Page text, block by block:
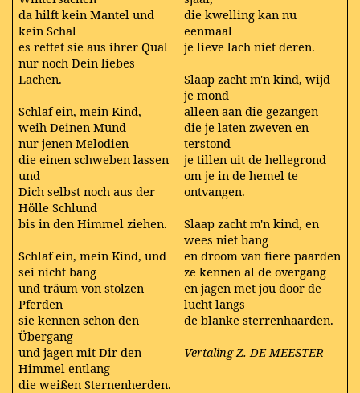
da hilft kein Mantel und
kein Schal
es rettet sie aus ihrer Qual
nur noch Dein liebes
Lachen.
Schlaf ein, mein Kind,
weih Deinen Mund
nur jenen Melodien
die einen schweben lassen
und
Dich selbst noch aus der
Hölle Schlund
bis in den Himmel ziehen.
Schlaf ein, mein Kind, und
sei nicht bang
und träum von stolzen
Pferden
sie kennen schon den
Übergang
und jagen mit Dir den
Himmel entlang
die weißen Sternenherden.
die kwelling kan nu
eenmaal
je lieve lach niet deren.
Slaap zacht m'n kind, wijd
je mond
alleen aan die gezangen
die je laten zweven en
terstond
je tillen uit de hellegrond
om je in de hemel te
ontvangen.
Slaap zacht m'n kind, en
wees niet bang
en droom van fiere paarden
ze kennen al de overgang
en jagen met jou door de
lucht langs
de blanke sterrenhaarden.
Vertaling Z. DE MEESTER